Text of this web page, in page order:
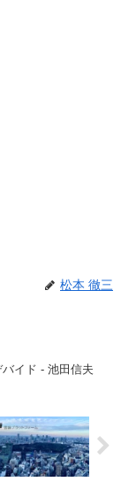
松本 徹三
イド - 池田信夫